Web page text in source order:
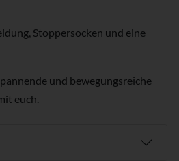
Stoppersocken und eine
und bewegungsreiche
euch.